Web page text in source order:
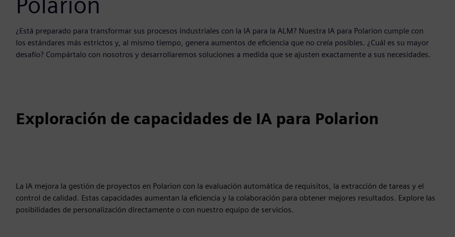
¿Está preparado para transformar sus procesos industriales con la IA para la ALM? Nuestra IA para Polarion cumple con
los estándares más estrictos y, al mismo tiempo, genera aumentos de eficiencia que no creía posibles. ¿Cuál es su mayor
desafío? Compártalo con nosotros y desarrollaremos soluciones a medida que se ajusten exactamente a sus necesidades.
Exploración de capacidades de IA para Polarion
La IA mejora la gestión de proyectos en Polarion con la evaluación automática de requisitos, la extracción de tareas y el
control de calidad. Estas capacidades aumentan la eficiencia y la colaboración para obtener mejores resultados. Explore las
posibilidades de personalización directamente o con nuestro equipo de servicios.